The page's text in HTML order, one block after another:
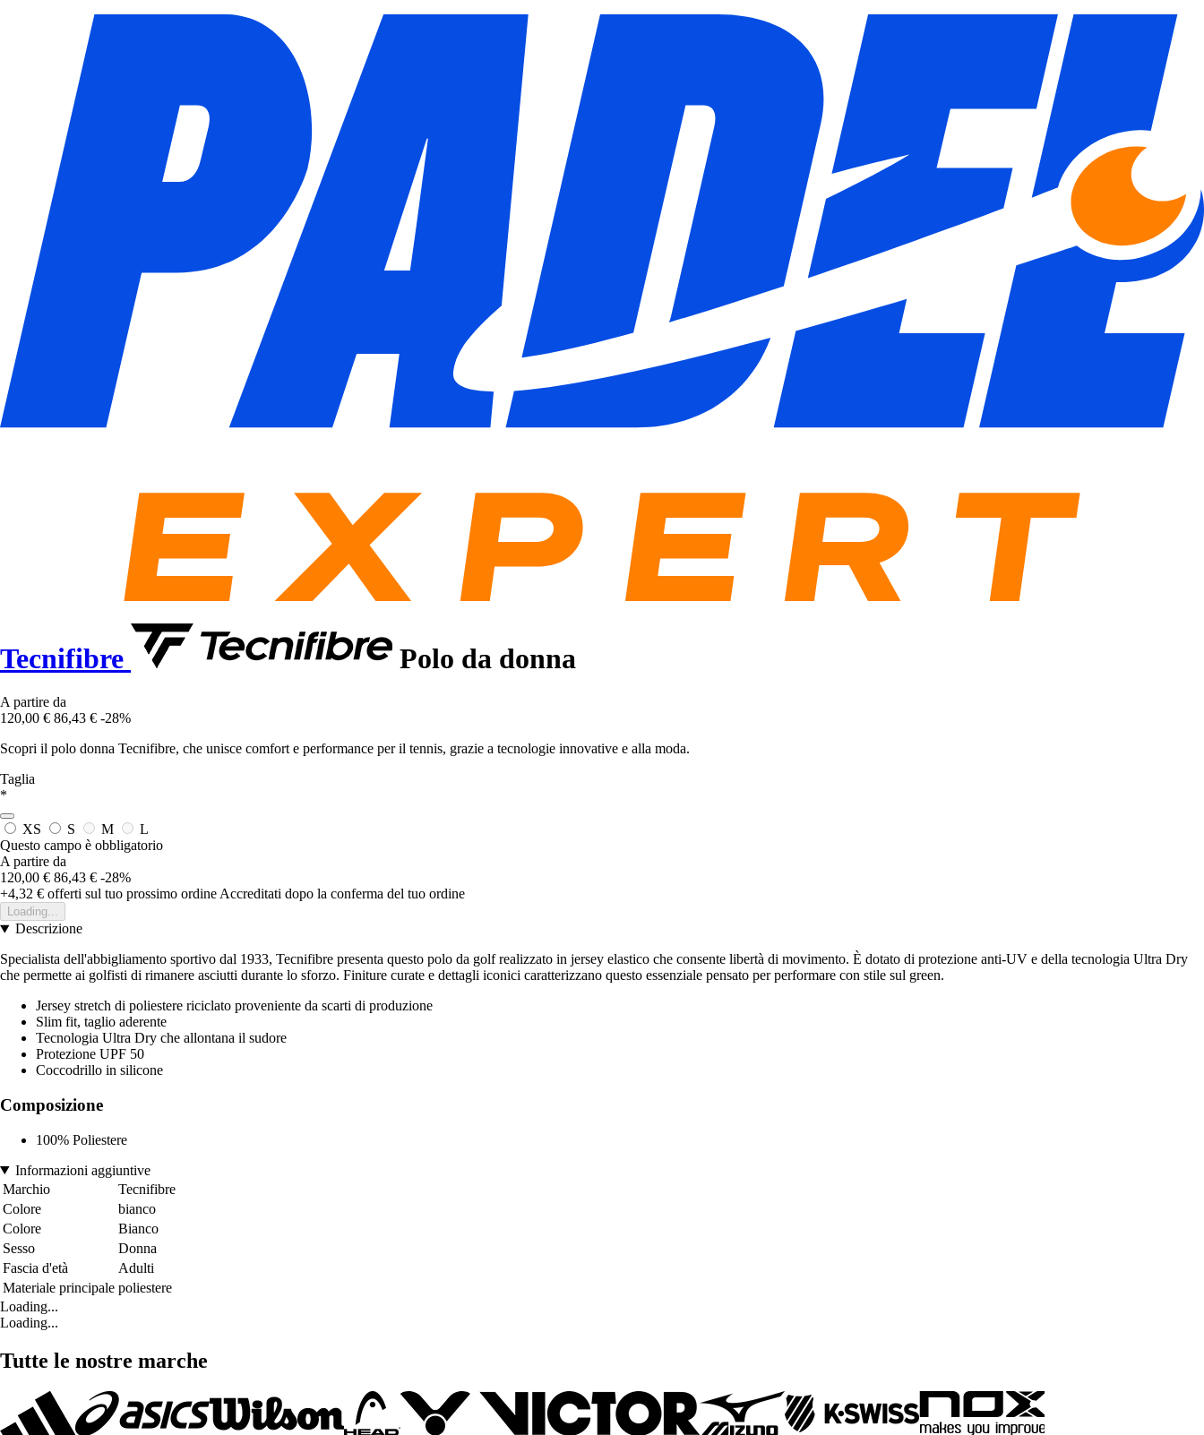
Tecnifibre Polo da donna
A partire da
120,00 € 86,43 € -28%
Scopri il polo donna Tecnifibre, che unisce comfort e performance per il tennis, grazie a tecnologie innovative e alla moda.
Taglia
*
XS S M
L
Questo campo è obbligatorio
A partire da
120,00 € 86,43 € -28%
+4,32 € offerti sul tuo prossimo ordineAccreditati dopo la conferma del tuo ordine
Loading...
Descrizione
Specialista dell'abbigliamento sportivo dal 1933, Tecnifibre presenta questo polo da golf realizzato in jersey elastico che consente libertà di movimento. È dotato di protezione anti-UV e della tecnologia Ultra Dry
che permette ai golfisti di rimanere asciutti durante lo sforzo. Finiture curate e dettagli iconici caratterizzano questo essenziale pensato per performare con stile sul green.
Jersey stretch di poliestere riciclato proveniente da scarti di produzione
Slim fit, taglio aderente
Tecnologia Ultra Dry che allontana il sudore
Protezione UPF 50
Coccodrillo in silicone
Composizione
100% Poliestere
Informazioni aggiuntive
Marchio
Tecnifibre
Colore
bianco
Colore
Bianco
Sesso
Donna
Fascia d'età
Adulti
Materiale principale poliestere
Loading...
Loading...
Tutte le nostre marche